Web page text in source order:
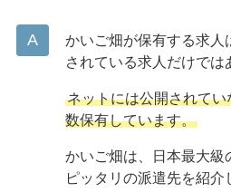
かいご畑が保有する求人
されている求人だけでは
ネットには公開されて
数保有しています。
かいご畑は、日本最大級
ピッタリの派遣先を紹介